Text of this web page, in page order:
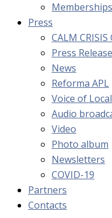
Memberships
Press
CALM CRISIS
Press
News
Reforma APL
Voice of
Audio
Video
Photo album
Newsletters
COVID-19
Partners
Contacts